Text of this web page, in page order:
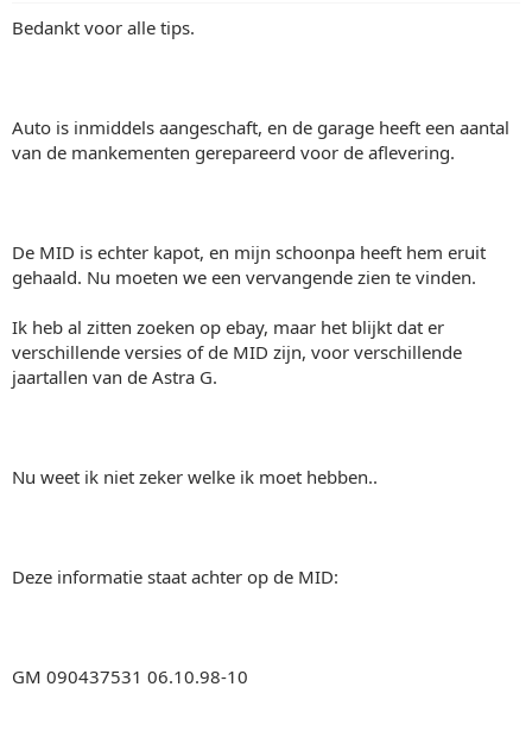
Bedankt voor alle tips.
Auto is inmiddels aangeschaft, en de garage heeft een aantal
van de mankementen gerepareerd voor de aflevering.
De MID is echter kapot, en mijn schoonpa heeft hem eruit
gehaald. Nu moeten we een vervangende zien te vinden.
Ik heb al zitten zoeken op ebay, maar het blijkt dat er
verschillende versies of de MID zijn, voor verschillende
jaartallen van de Astra G.
Nu weet ik niet zeker welke ik moet hebben..
Deze informatie staat achter op de MID:
GM 090437531 06.10.98-10